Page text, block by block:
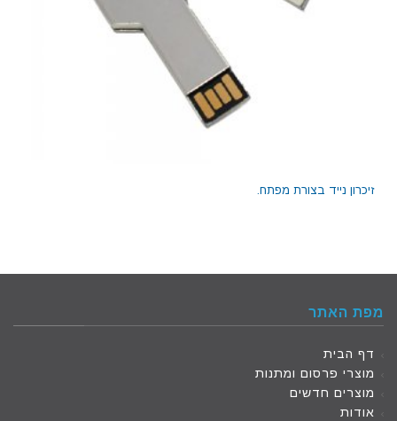
זיכרון נייד בצורת מפתח.
מפת האתר
דף הבית
מוצרי פרסום ומתנות
מוצרים חדשים
אודות